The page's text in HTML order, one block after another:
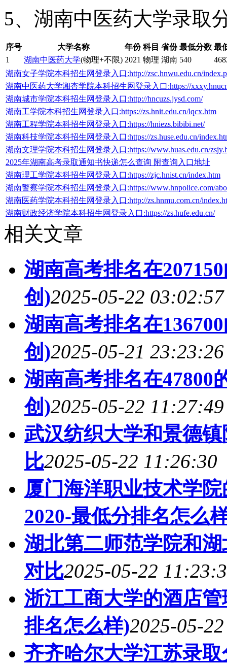
5、湖南中医药大学录取
序号 大学名称 年份 科目 省份 最低分数 最
1
湖南中医药大学(物理+不限) 2021 物理 湖南 540
湖南女子学院本科招生网登录入口:http://zsc.hnwu.edu.cn/
湖南中医药大学湘杏学院本科招生网登录入口:https://
湖南城市学院本科招生网登录入口:http://hncuzs.jysd.com/
湖南工学院本科招生网登录入口:https://zs.hnit.edu.cn/lqcx.htm
湖南工程学院本科招生网登录入口:https://hniezs.bibibi.net/
湖南科技学院本科招生网登录入口:https://zs.huse.edu.cn/
湖南文理学院本科招生网登录入口:https://www.huas.edu.cn/
2025年湖南高考录取通知书快递怎么查询 附查询入口地址
湖南理工学院本科招生网登录入口:https://zjc.hnist.cn/index.htm
湖南警察学院本科招生网登录入口:https://www.hnpolice.com/
湖南医药学院本科招生网登录入口:http://zs.hnmu.com.cn/
湖南财政经济学院本科招生网登录入口:https://zs.hufe.edu.cn/
相关文章
湖南高考排名在
创)2025-05-22 03:02:57
湖南高考排名在
创)2025-05-21 23:23:26
湖南高考排名在47800
创)2025-05-22 11:27:49
武汉纺织大学和景德
比2025-05-22 11:26:30
厦门海洋职业技术学
2020-最低分排名怎么
湖北第二师范学院和
对比2025-05-22
浙江工商大学的酒店
排名怎么样)2025-05-
齐齐哈尔大学江苏录